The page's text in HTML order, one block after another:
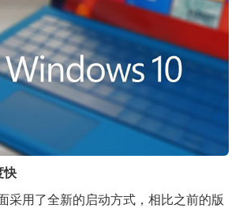
快
采用了全新的启动方式，相比之前的版